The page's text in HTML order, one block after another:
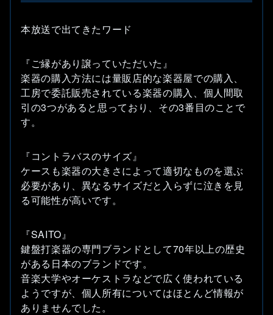
本放送で出てきたワード
『ご縁があり譲っていただいた』
楽器の購入方法には量販店的な楽器屋での購入、
工房で委託販売されている楽器の購入、個人間取
引の3つがあると思っており、その3番目のことで
す。
『コントラバスのサイズ』
ケースも楽器の大きさによって適切なものを選ぶ
必要があり、異なるサイズだと入らずに泣きを見
る可能性が高いです。
『SAITO』
鍵盤打楽器の専門ブランドとして70年以上の歴史
がある日本のブランドです。
音楽大学やオーケストラなどで広く使われている
ようですが、個人所有についてはほとんど情報が
ありませんでした。